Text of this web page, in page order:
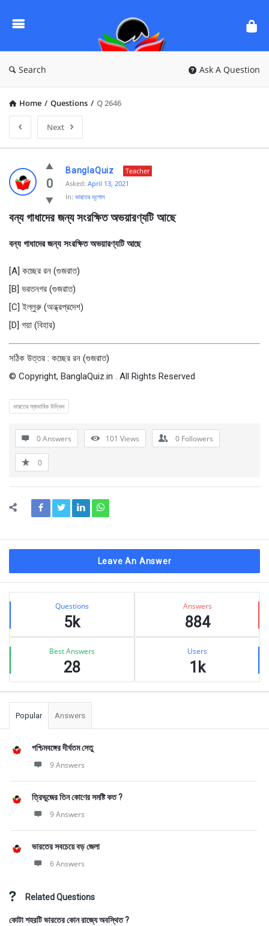
Questions
Search Ask A Question
Home / Questions / Q 2646
Next
Ask
Questions
BanglaQuiz
Latest
0
BanglaQuiz
Teacher
Asked: April 13, 2021
In: ভারতের ভূগোল
বন্য গাধাদের জন্য সংরক্ষিত অভয়ারণ্যটি আছে
বন্য গাধাদের জন্য সংরক্ষিত অভয়ারণ্যটি আছে
[A] কচ্ছের রন (গুজরাত)
[B] ভরতনগর (গুজরাত)
[C] ইল্লুরু (অন্ধ্রপ্রদেশ)
[D] গয়া (বিহার)
সঠিক উত্তর : কচ্ছের রন (গুজরাত)
© Copyright, BanglaQuiz.in . All Rights Reserved
ভারতের স্বাভাবিক উদ্ভিদ
0 Answers 101 Views 0 Followers
0
Leave An Answer
Sidebar
Stats Questions
5k
Answers
884
Best Answers
28
Users
1k
Popular Answers
পশ্চিমবঙ্গের দীর্ঘতম সেতু
9 Answers
ত্রিভুজের তিন কোণের সমষ্টি কত ?
9 Answers
ভারতের সবচেয়ে বড় জেলা
6 Answers
Related Questions
কোটা শহরটি ভারতের কোন রাজ্যে অবস্থিত ?